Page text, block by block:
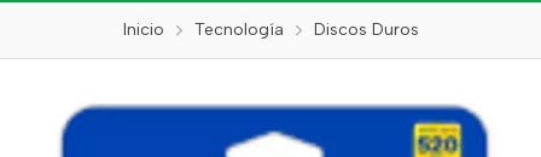
Inicio Tecnología Discos Duros